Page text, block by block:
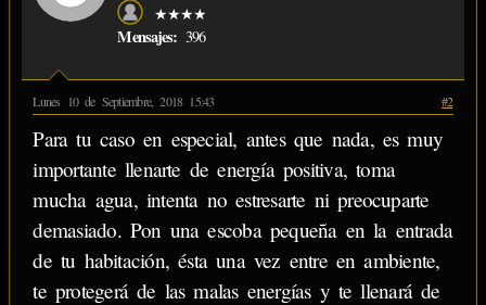
★★★★
Mensajes: 396
Lunes 10 de Septiembre, 2018 15:43 #2
Para tu caso en especial, antes que nada, es muy
importante llenarte de energía positiva, toma
mucha agua, intenta no estresarte ni preocuparte
demasiado. Pon una escoba pequeña en la entrada
de tu habitación, ésta una vez entre en ambiente,
te protegerá de las malas energías y te llenará de